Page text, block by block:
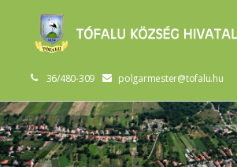
36/480-309 polgarmester@tofalu.hu